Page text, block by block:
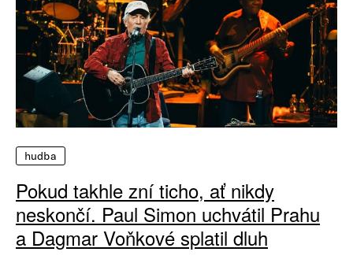
hudba
Pokud takhle zní ticho, ať nikdy
neskončí. Paul Simon uchvátil Prahu
a Dagmar Voňkové splatil dluh